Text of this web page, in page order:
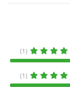
(1)
(1)